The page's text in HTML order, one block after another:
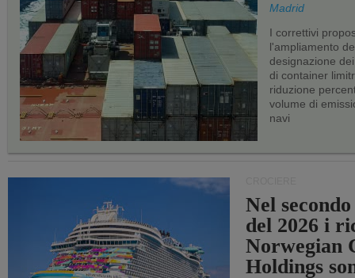
Madrid
I correttivi
l'ampliamento
designazione
di container
riduzione
volume di
navi
Nel
del 2026 i
Norwegian
Holdings